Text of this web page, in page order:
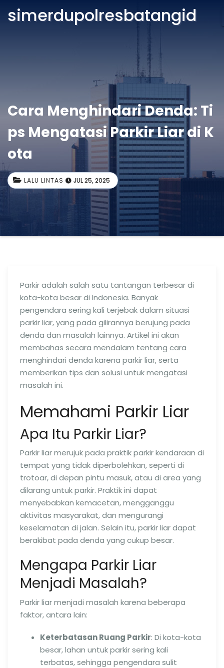
simerdupolresbatangid
Cara Menghindari Denda: Ti
ps Mengatasi Parkir Liar di K
ota
LALU LINTAS JUL 25, 2025
Parkir adalah salah satu tantangan terbesar di
kota-kota besar di Indonesia. Banyak
pengendara sering kali terjebak dalam situasi
parkir liar, yang pada gilirannya berujung pada
denda dan masalah lainnya. Artikel ini akan
membahas secara mendalam tentang cara
menghindari denda karena parkir liar, serta
memberikan tips dan solusi untuk mengatasi
masalah ini.
Memahami Parkir Liar
Apa Itu Parkir Liar?
Parkir liar merujuk pada praktik parkir kendaraan di
tempat yang tidak diperbolehkan, seperti di
trotoar, di depan pintu masuk, atau di area yang
dilarang untuk parkir. Praktik ini dapat
menyebabkan kemacetan, mengganggu
aktivitas masyarakat, dan mengurangi
keselamatan di jalan. Selain itu, parkir liar dapat
berakibat pada denda yang cukup besar.
Mengapa Parkir Liar
Menjadi Masalah?
Parkir liar menjadi masalah karena beberapa
faktor, antara lain:
Keterbatasan Ruang Parkir: Di kota-kota
besar, lahan untuk parkir sering kali
terbatas, sehingga pengendara sulit